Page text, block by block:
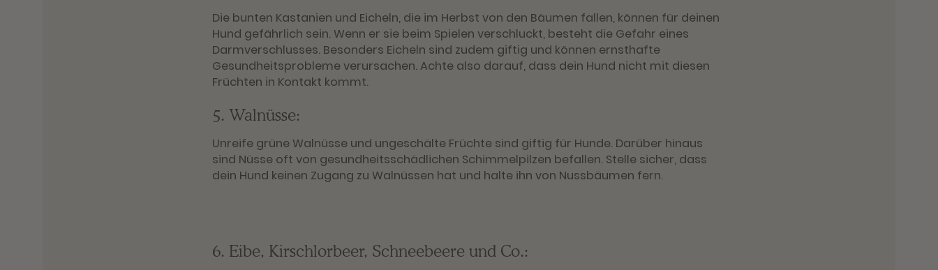
Die bunten Kastanien und Eicheln, die im Herbst von den Bäumen fallen, können für deinen
Hund gefährlich sein. Wenn er sie beim Spielen verschluckt, besteht die Gefahr eines
Darmverschlusses. Besonders Eicheln sind zudem giftig und können ernsthafte
Gesundheitsprobleme verursachen. Achte also darauf, dass dein Hund nicht mit diesen
Früchten in Kontakt kommt.
5. Walnüsse:
Unreife grüne Walnüsse und ungeschälte Früchte sind giftig für Hunde. Darüber hinaus
sind Nüsse oft von gesundheitsschädlichen Schimmelpilzen befallen. Stelle sicher, dass
dein Hund keinen Zugang zu Walnüssen hat und halte ihn von Nussbäumen fern.
6. Eibe, Kirschlorbeer, Schneebeere und Co.: